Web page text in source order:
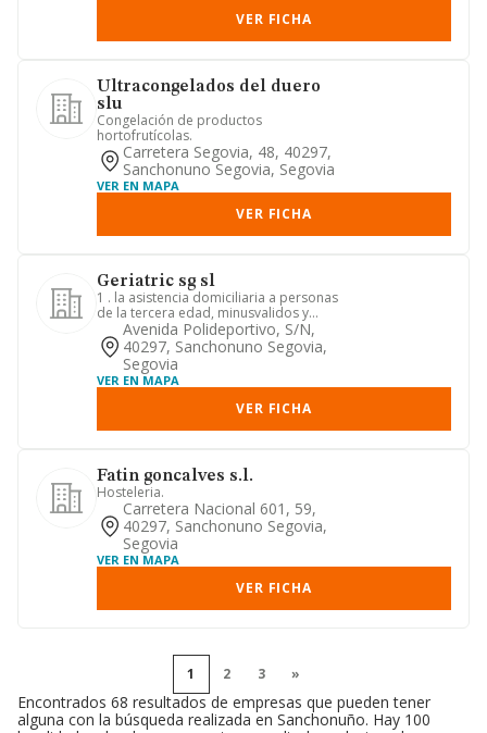
VER FICHA
Ultracongelados del duero
slu
Congelación de productos
hortofrutícolas.
Carretera Segovia, 48, 40297,
Sanchonuno Segovia, Segovia
VER EN MAPA
VER FICHA
Geriatric sg sl
1 . la asistencia domiciliaria a personas
de la tercera edad, minusvalidos y
asistencia domestica y...
Avenida Polideportivo, S/n,
40297, Sanchonuno Segovia,
Segovia
VER EN MAPA
VER FICHA
Fatin goncalves s.l.
Hosteleria.
Carretera Nacional 601, 59,
40297, Sanchonuno Segovia,
Segovia
VER EN MAPA
VER FICHA
1 2 3 »
Encontrados 68 resultados de empresas que pueden tener
alguna con la búsqueda realizada en Sanchonuño. Hay 100